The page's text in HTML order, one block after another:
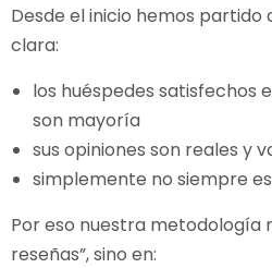
Desde el inicio hemos partido
clara:
los huéspedes satisfechos
son mayoría
sus opiniones son reales y
simplemente no siempre
Por eso nuestra metodología
reseñas”, sino en: